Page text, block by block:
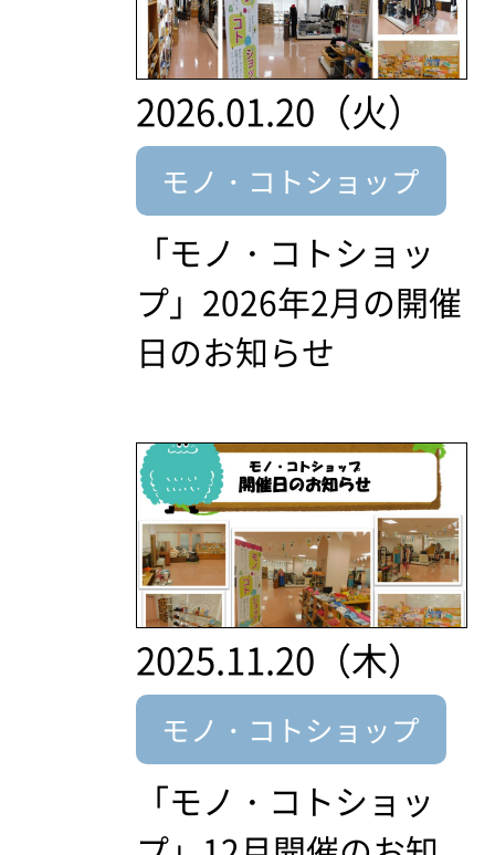
2026.01.20（火）
モノ・コトショップ
「モノ・コトショッ
プ」2026年2月の開催
日のお知らせ
2025.11.20（木）
モノ・コトショップ
「モノ・コトショッ